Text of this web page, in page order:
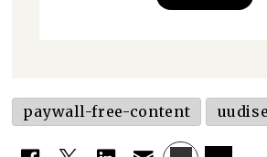
paywall-free-content